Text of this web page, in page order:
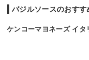
バジルソースのおすす
ケンコーマヨネーズ イタ